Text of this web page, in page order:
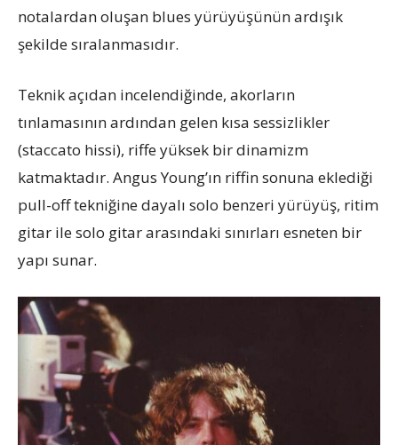
notalardan oluşan blues yürüyüşünün ardışık
şekilde sıralanmasıdır.
Teknik açıdan incelendiğinde, akorların
tınlamasının ardından gelen kısa sessizlikler
(staccato hissi), riffe yüksek bir dinamizm
katmaktadır. Angus Young’ın riffin sonuna eklediği
pull-off tekniğine dayalı solo benzeri yürüyüş, ritim
gitar ile solo gitar arasındaki sınırları esneten bir
yapı sunar.